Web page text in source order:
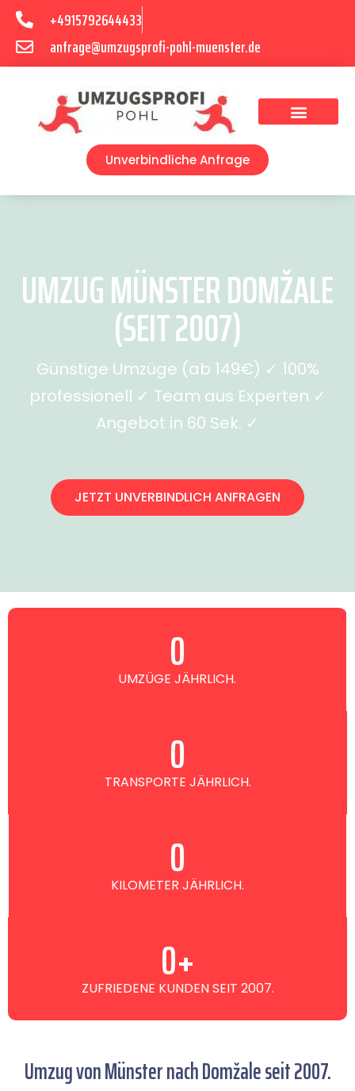
+4915792644433
anfrage@umzugsprofi-pohl-muenster.de
Unverbindliche Anfrage
UMZUG MÜNSTER DOMŽALE
(SEIT 2007)
Günstige Umzüge (ab 149€) ✓ 100%
professionell ✓ Team aus Experten ✓
Angebot in 60 Sek. ✓
JETZT UNVERBINDLICH ANFRAGEN
UMZÜGE JÄHRLICH.
0
TRANSPORTE JÄHRLICH.
0
KILOMETER JÄHRLICH.
0
ZUFRIEDENE KUNDEN SEIT 2007.
0+
Umzug von Münster nach Domžale seit 2007.